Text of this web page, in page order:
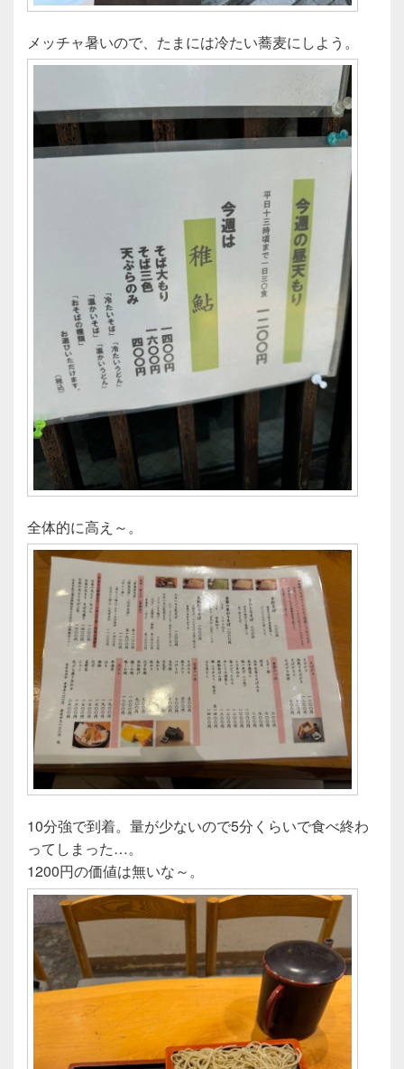
メッチャ暑いので、たまには冷たい蕎麦にしよう。
全体的に高え～。
10分強で到着。量が少ないので5分くらいで食べ終わ
ってしまった…。
1200円の価値は無いな～。